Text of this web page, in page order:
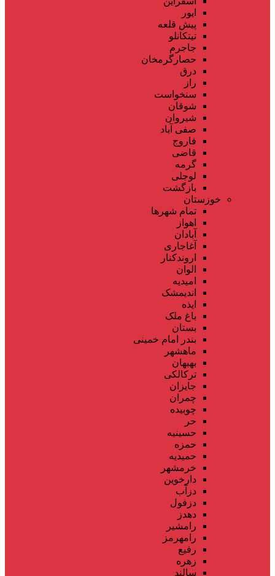
ایور
پیش قلعه
تیتکانلو
جاجرم
حصارگرمخان
درق
راز
سنخواست
شوقان
شیروان
صفی آباد
فاروج
قاضی
گرمه
لوجلی
بازگشت
خوزستان
تمام شهر‌ها
اهواز
آبادان
آغاجاری
اروندکنار
الوان
امیدیه
اندیمشک
ایذه
باغ ملک
بستان
بندر امام خمینی
ماهشهر
بهبهان
ترکالکی
جایزان
چمران
چوبیده
حر
حسینیه
حمزه
حمیدیه
خرمشهر
دارخوین
دزآب
دزفول
دهدز
رامشیر
رامهرمز
رفیع
زهره
سالند